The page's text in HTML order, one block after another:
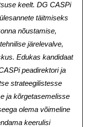
keelt. DG CASPi
täitmiseks
nõustamise,
järelevalve,
Edukas kandidaat
peadirektori ja
strateegilistesse
ja kõrgetasemelisse
olema võimeline
keerulisi